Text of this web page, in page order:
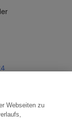
uns
Webseiten zu